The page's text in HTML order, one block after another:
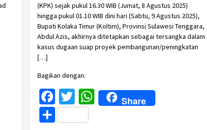
(KPK) sejak pukul 16.30 WIB (Jumat, 8 Agustus 2025)
hingga pukul 01.10 WIB dini hari (Sabtu, 9 Agustus 2025),
Bupati Kolaka Timur (Koltim), Provinsi Sulawesi Tenggara,
Abdul Azis, akhirnya ditetapkan sebagai tersangka dalam
kasus dugaan suap proyek pembangunan/peningkatan
[…]
Bagikan dengan:
Facebook
Twitter
WhatsApp
Share
Share